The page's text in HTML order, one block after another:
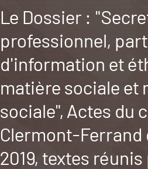
Le Dossier :
professionnel,
d'information et
matière sociale et
sociale", Actes du
Clermont-Ferrand
2019, textes